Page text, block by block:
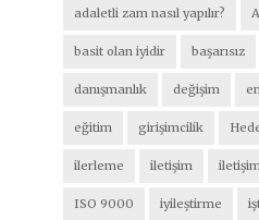
adaletli zam nasıl yapılır?
basit olan iyidir başarısız
danışmanlık değişim
eğitim girişimcilik
ilerleme iletişim
ISO 9000 iyileştirme